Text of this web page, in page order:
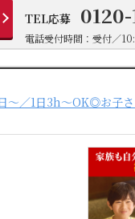
TEL応募
電話受付時間：受付／
～／1日3h～OK◎お子